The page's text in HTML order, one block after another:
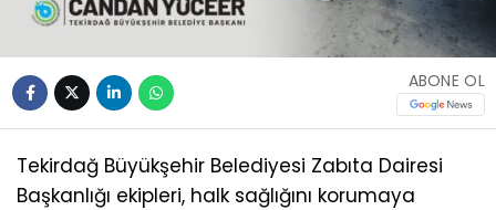
ABONE OL
Tekirdağ Büyükşehir Belediyesi Zabıta Dairesi
Başkanlığı ekipleri, halk sağlığını korumaya